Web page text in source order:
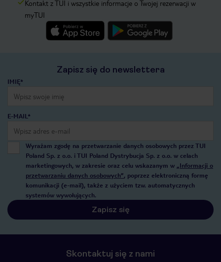
Kontakt z TUI i wszystkie informacje o Twojej rezerwacji w
myTUI
Zapisz się do newslettera
IMIĘ*
E-MAIL*
Wyrażam zgodę na przetwarzanie danych osobowych przez TUI
Poland Sp. z o.o. i TUI Poland Dystrybucja Sp. z o.o. w celach
marketingowych, w zakresie oraz celu wskazanym w „Informacji o
przetwarzaniu danych osobowych”, poprzez elektroniczną formę
komunikacji (e-mail), także z użyciem tzw. automatycznych
systemów wywołujących.
Zapisz się
Skontaktuj się z nami